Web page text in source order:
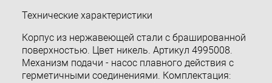
Технические характеристики
Корпус из нержавеющей стали с брашированной
поверхностью. Цвет никель. Артикул 4995008.
Механизм подачи - насос плавного действия с
герметичными соединениями. Комплектация: